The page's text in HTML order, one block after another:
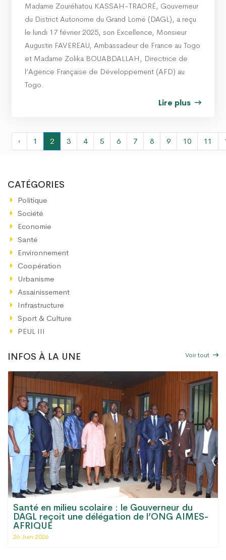
Madame Zouréhatou KASSAH-TRAORÉ, Gouverneur
du District Autonome du Grand Lomé (DAGL), a reçu
le lundi 17 février 2025, son Excellence, Monsieur
Augustin FAVEREAU, Ambassadeur de France au Togo
et Madame Zolika BOUABDALLAH, Directrice de
l’Agence Française de Développement (AFD) au
Togo.
Lire plus
‹ 1 2 3 4 5 6 7 8 9 10 11
CATÉGORIES
Politique
Société
Economie
Santé
Environnement
Coopération
Urbanisme
Assainissement
Infrastructure
Sport & Culture
PEUL III
INFOS À LA UNE Voir tout
Le Grand Lomé dispose désormais d'une
antenne régionale de la Chambre de
Commerce et d'Industrie du Togo